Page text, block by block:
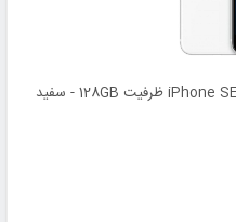
گوشی موبایل Apple مدل iPhone SE 2 (RAM 3) ظرفیت 128GB - سفید